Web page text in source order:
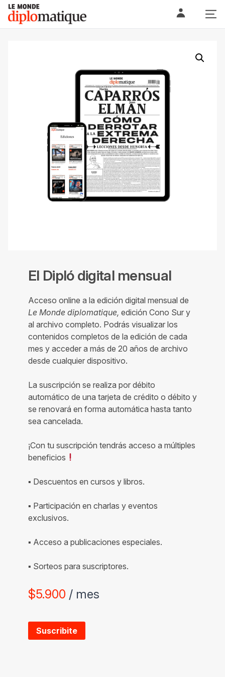
Skip
content
Le monde diplomatique
El Dipló digital mensual
Acceso online a la edición digital mensual de
Le Monde diplomatique, edición Cono Sur y
al archivo completo. Podrás visualizar los
contenidos completos de la edición de cada
mes y acceder a más de 20 años de archivo
desde cualquier dispositivo.
La suscripción se realiza por débito
automático de una tarjeta de crédito o débito y
se renovará en forma automática hasta tanto
sea cancelada.
¡Con tu suscripción tendrás acceso a múltiples
beneficios
▪ Descuentos en cursos y libros.
▪ Participación en charlas y eventos
exclusivos.
▪ Acceso a publicaciones especiales.
▪ Sorteos para suscriptores.
$5.900 / mes
Suscribite